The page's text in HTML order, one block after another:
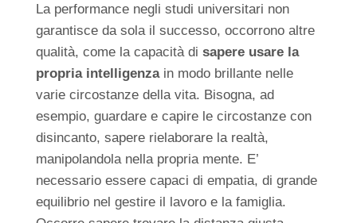
La performance negli studi universitari non
garantisce da sola il successo, occorrono altre
qualità, come la capacità di sapere usare la
propria intelligenzain modo brillante nelle
varie circostanze della vita. Bisogna, ad
esempio, guardare e capire le circostanze con
disincanto, sapere rielaborare la realtà,
manipolandola nella propria mente. E’
necessario essere capaci di empatia, di grande
equilibrio nel gestire il lavoro e la famiglia.